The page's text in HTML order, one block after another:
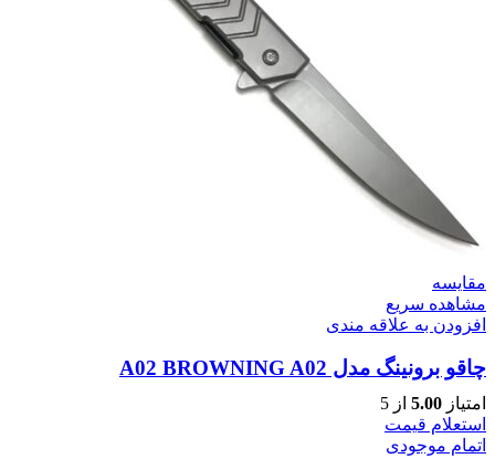
مقایسه
مشاهده سریع
افزودن به علاقه مندی
چاقو برونینگ مدل A02 BROWNING A02
امتیاز 5.00 از 5
استعلام قیمت
اتمام موجودی